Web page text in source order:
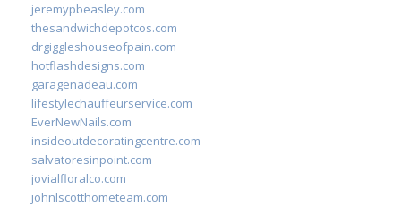
jeremypbeasley.com
thesandwichdepotcos.com
drgiggleshouseofpain.com
hotflashdesigns.com
garagenadeau.com
lifestylechauffeurservice.com
EverNewNails.com
insideoutdecoratingcentre.com
salvatoresinpoint.com
jovialfloralco.com
johnlscotthometeam.com